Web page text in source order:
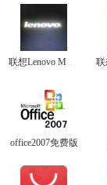
office2007免费版